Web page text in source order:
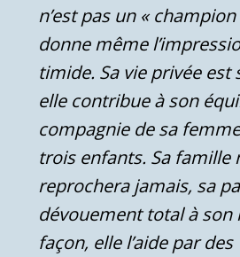
n’est pas un «
donne même
timide. Sa vie privée est
elle contribue à son
compagnie de sa
trois enfants. Sa famille
reprochera jamais, sa
dévouement total à son
façon, elle l’aide par des